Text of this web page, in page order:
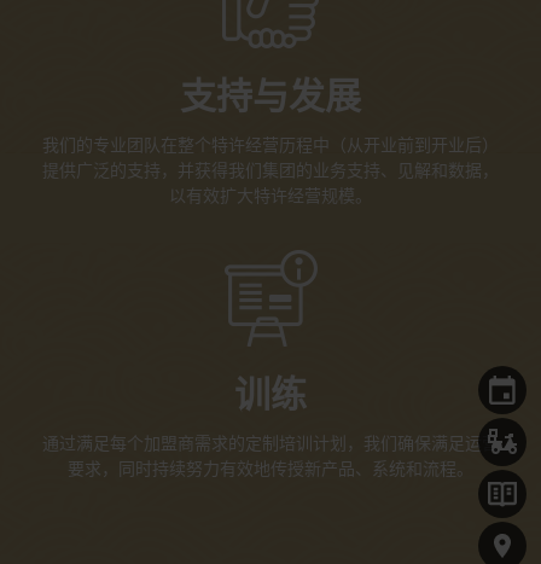
支持与发展
我们的专业团队在整个特许经营历程中（从开业前到开业后）
提供广泛的支持，并获得我们集团的业务支持、见解和数据，
以有效扩大特许经营规模。
训练
通过满足每个加盟商需求的定制培训计划，我们确保满足运营
要求，同时持续努力有效地传授新产品、系统和流程。